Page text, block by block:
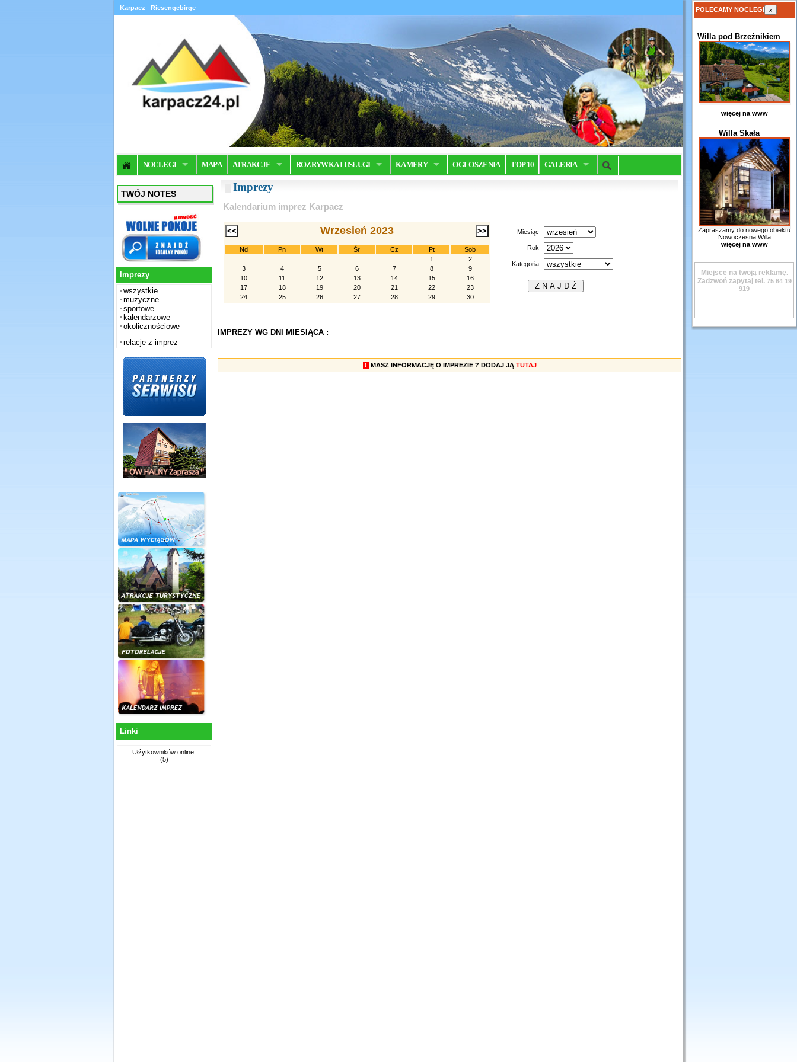
Karpacz Riesengebirge
NOCLEGI MAPA ATRAKCJE ROZRYWKA I USŁUGI KAMERY OGŁOSZENIA TOP 10 GALERIA
TWÓJ NOTES
Imprezy
wszystkie
muzyczne
sportowe
kalendarzowe
okolicznościowe
relacje z imprez
Linki
Ułźytkowników online:
(5)
Imprezy
Kalendarium imprez Karpacz
Wrzesień 2023
Nd Pn Wt Śr Cz Pt
Sob
1
2
3
4 5 6 7 8
9
10
11 12 13 14 15
16
17
18 19 20 21 22
23
24
25 26 27 28 29 30
Miesiąc
Rok
Kategoria
IMPREZY WG DNI MIESIĄCA :
! MASZ INFORMACJĘ O IMPREZIE ? DODAJ JĄ TUTAJ
POLECAMY NOCLEGI x
Willa pod Brzeźnikiem
więcej na www
Willa Skała
Zapraszamy do nowego obiektu
Nowoczesna Willa
więcej na www
Miejsce na twoją reklamę.
Zadzwoń zapytaj tel. 75 64 19
919